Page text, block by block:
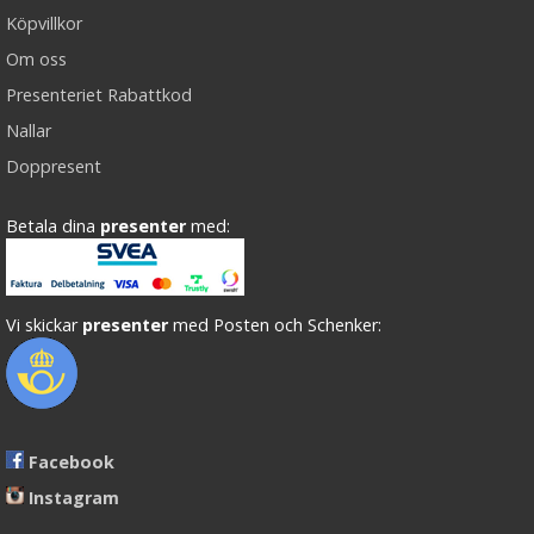
Köpvillkor
Om oss
Presenteriet Rabattkod
Nallar
Doppresent
Betala dina presenter med:
Vi skickar presenter med Posten och Schenker:
Facebook
Instagram